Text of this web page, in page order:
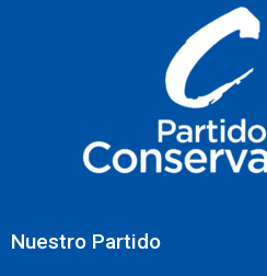
Nuestro Partido